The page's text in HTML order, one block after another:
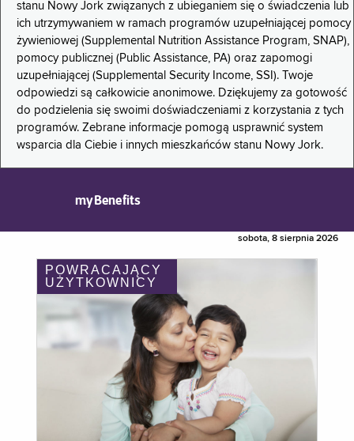
stanu Nowy Jork związanych z ubieganiem się o świadczenia lub
ich utrzymywaniem w ramach programów uzupełniającej pomocy
żywieniowej (Supplemental Nutrition Assistance Program, SNAP),
pomocy publicznej (Public Assistance, PA) oraz zapomogi
uzupełniającej (Supplemental Security Income, SSI). Twoje
odpowiedzi są całkowicie anonimowe. Dziękujemy za gotowość
do podzielenia się swoimi doświadczeniami z korzystania z tych
programów. Zebrane informacje pomogą usprawnić system
wsparcia dla Ciebie i innych mieszkańców stanu Nowy Jork.
myBenefits
sobota, 8 sierpnia 2026
POWRACAJĄCY
UŻYTKOWNICY